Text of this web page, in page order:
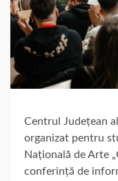
Centrul Județean
organizat pentru
Națională de Arte
conferință de